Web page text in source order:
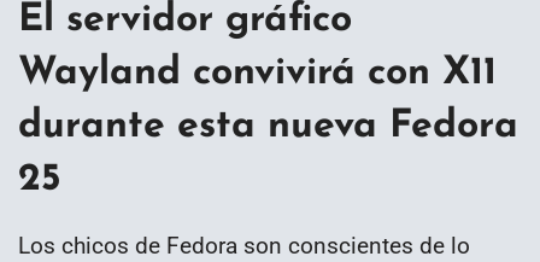
El servidor gráfico
Wayland convivirá con X11
durante esta nueva Fedora
25
Los chicos de Fedora son conscientes de lo